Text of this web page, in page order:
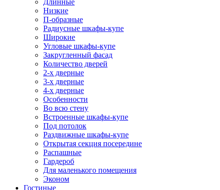
Длинные
Низкие
П-образные
Радиусные шкафы-купе
Широкие
Угловые шкафы-купе
Закругленный фасад
Количество дверей
2-х дверные
3-х дверные
4-х дверные
Особенности
Во всю стену
Встроенные шкафы-купе
Под потолок
Раздвижные шкафы-купе
Открытая секция посередине
Распашные
Гардероб
Для маленького помещения
Эконом
Гостиные